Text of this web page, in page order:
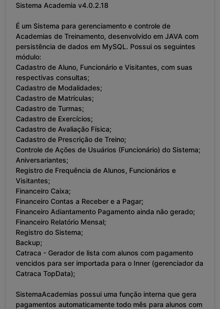
Sistema Academia v4.0.2.18
É um Sistema para gerenciamento e controle de
Academias de Treinamento, desenvolvido em JAVA com
persistência de dados em MySQL. Possui os seguintes
módulo:
Cadastro de Aluno, Funcionário e Visitantes, com suas
respectivas consultas;
Cadastro de Modalidades;
Cadastro de Matrículas;
Cadastro de Turmas;
Cadastro de Exercícios;
Cadastro de Avaliação Física;
Cadastro de Prescrição de Treino;
Controle de Ações de Usuários (Funcionário) do Sistema;
Aniversariantes;
Registro de Frequência de Alunos, Funcionários e
Visitantes;
Financeiro Caixa;
Financeiro Contas a Receber e a Pagar;
Financeiro Adiantamento Pagamento ainda não gerado;
Financeiro Relatório Mensal;
Registro do Sistema;
Backup;
Catraca - Gerador de lista com alunos com pagamento
vencidos para ser importada para o Inner (gerenciador da
Catraca TopData);
SistemaAcademias possui uma função interna que gera
pagamentos automaticamente todo mês para alunos com